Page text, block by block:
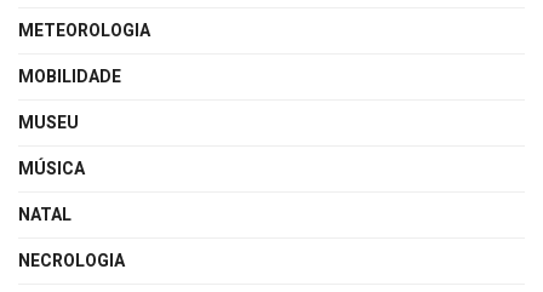
METEOROLOGIA
MOBILIDADE
MUSEU
MÚSICA
NATAL
NECROLOGIA